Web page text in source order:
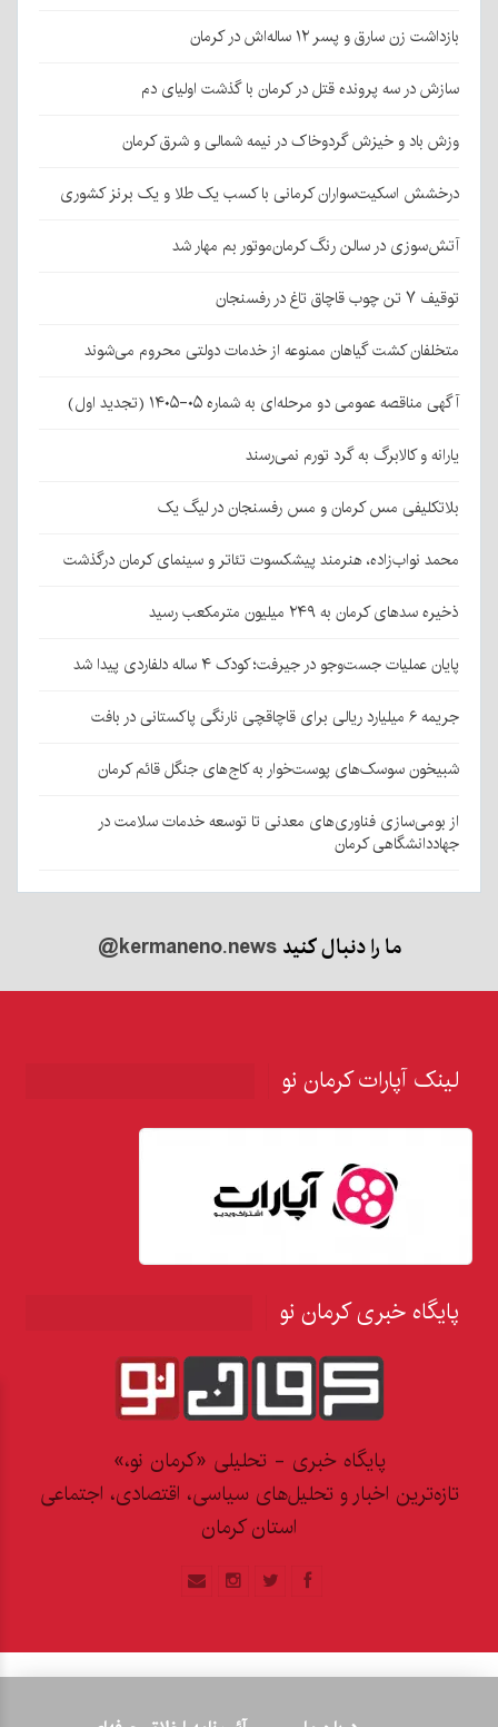
بازداشت زن سارق و پسر ۱۲ ساله‌اش در کرمان
سازش در سه پرونده قتل در کرمان با گذشت اولیای دم
وزش باد و خیزش گردوخاک در نیمه شمالی و شرق کرمان
درخشش اسکیت‌سواران کرمانی با کسب یک طلا و یک برنز کشوری
آتش‌سوزی در سالن رنگ کرمان‌موتور بم مهار شد
توقیف ۷ تن چوب قاچاق تاغ در رفسنجان
متخلفان کشت گیاهان ممنوعه از خدمات دولتی محروم می‌شوند
آگهی مناقصه عمومی دو مرحله‌ای به شماره ۰۵-۱۴۰۵ (تجدید اول)
یارانه و کالابرگ به گرد تورم نمی‌رسند
بلاتکلیفی مس کرمان و مس رفسنجان در لیگ یک
محمد نواب‌زاده، هنرمند پیشکسوت تئاتر و سینمای کرمان درگذشت
ذخیره سدهای کرمان به ۲۴۹ میلیون مترمکعب رسید
پایان عملیات جست‌وجو در جیرفت؛ کودک ۴ ساله دلفاردی پیدا شد
جریمه ۶ میلیارد ریالی برای قاچاقچی نارنگی پاکستانی در بافت
شبیخون سوسک‌های پوست‌خوار به کاج‌های جنگل قائم کرمان
از بومی‌سازی فناوری‌های معدنی تا توسعه خدمات سلامت در
جهاددانشگاهی کرمان
ما را دنبال کنید@kermaneno.news
لینک آپارات کرمان نو
پایگاه خبری کرمان نو
پایگاه خبری - تحلیلی «کرمان نو،»
تازه‌ترین اخبار و تحلیل‌های سیاسی، اقتصادی، اجتماعی
استان کرمان